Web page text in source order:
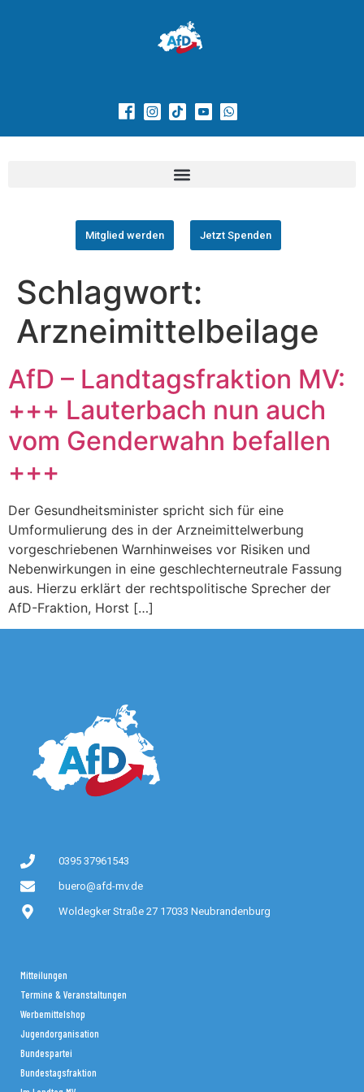
Mitglied werden Jetzt Spenden
Schlagwort:
Arzneimittelbeilage
AfD – Landtagsfraktion MV:
+++ Lauterbach nun auch
vom Genderwahn befallen
+++
Der Gesundheitsminister spricht sich für eine
Umformulierung des in der Arzneimittelwerbung
vorgeschriebenen Warnhinweises vor Risiken und
Nebenwirkungen in eine geschlechterneutrale Fassung
aus. Hierzu erklärt der rechtspolitische Sprecher der
AfD-Fraktion, Horst […]
0395 37961543
buero@afd-mv.de
Woldegker Straße 27 17033 Neubrandenburg
Mitteilungen
Termine & Veranstaltungen
Werbemittelshop
Jugendorganisation
Bundespartei
Bundestagsfraktion